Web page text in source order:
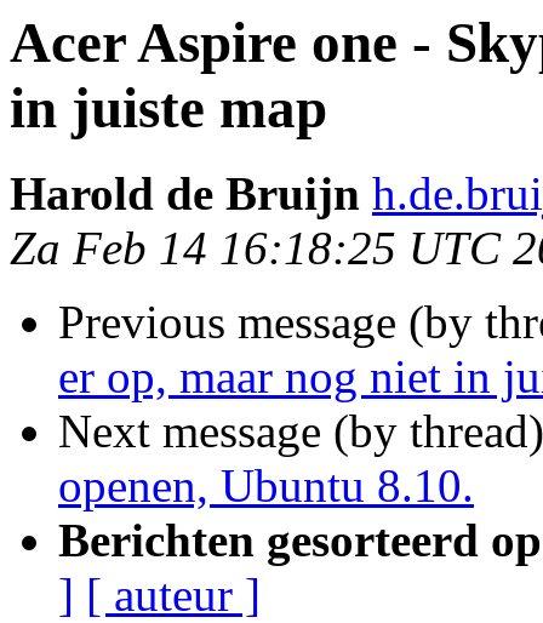
Acer Aspire one -
in juiste map
Harold de Bruijn
Za Feb 14 16:18:25 UTC
Previous message (by
er op, maar nog niet in
Next message (by
openen, Ubuntu 8.10.
Berichten gesorteerd
] [ auteur ]